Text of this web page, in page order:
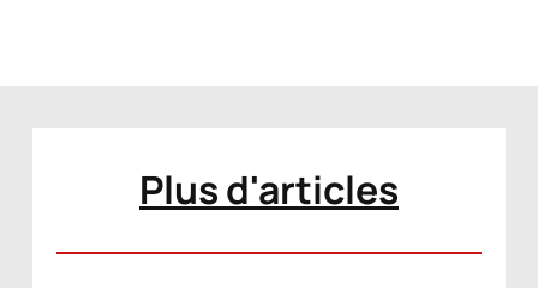
Plus d'articles